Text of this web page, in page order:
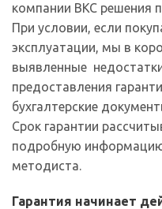
компании ВКС решения
При условии, если
эксплуатации, мы в
выявленные
предоставления
бухгалтерские
Срок гарантии
подробную
методиста.
Гарантия начинает